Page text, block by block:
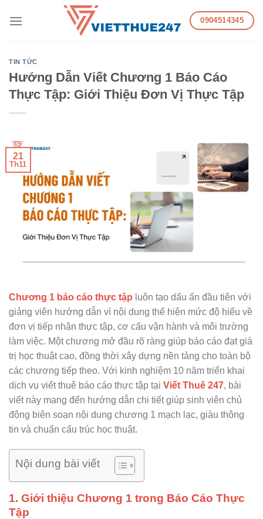
0904514345
TIN TỨC
Hướng Dẫn Viết Chương 1 Báo Cáo
Thực Tập: Giới Thiệu Đơn Vị Thực Tập
21
Th11
Chương 1 báo cáo thực tập luôn tạo dấu ấn đầu tiên với
giảng viên hướng dẫn vì nội dung thể hiện mức độ hiểu về
đơn vị tiếp nhận thực tập, cơ cấu vận hành và môi trường
làm việc. Một chương mở đầu rõ ràng giúp báo cáo đạt giá
trị học thuật cao, đồng thời xây dựng nền tảng cho toàn bộ
các chương tiếp theo. Với kinh nghiệm 10 năm triển khai
dịch vụ viết thuê báo cáo thực tập tại Viết Thuê 247, bài
viết này mang đến hướng dẫn chi tiết giúp sinh viên chủ
động biên soạn nội dung chương 1 mạch lạc, giàu thông
tin và chuẩn cấu trúc học thuật.
Nội dung bài viết
1. Giới thiệu Chương 1 trong Báo Cáo Thực
Tập